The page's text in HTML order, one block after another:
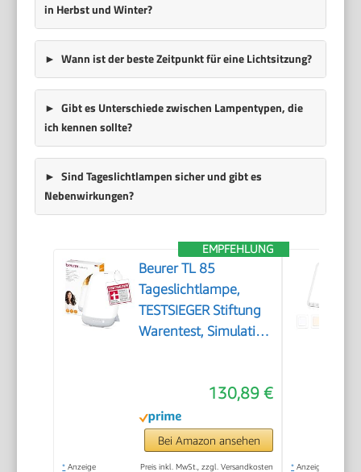
in Herbst und Winter?
Wann ist der beste Zeitpunkt für eine Lichtsitzung?
Gibt es Unterschiede zwischen Lampentypen, die
ich kennen sollte?
Sind Tageslichtlampen sicher und gibt es
Nebenwirkungen?
EMPFEHLUNG
Beurer TL 85
Tageslichtlampe,
TESTSIEGER Stiftung
Warentest, Simulation
Medizinprodukt, zur
Anwendung bei
Lichtmangelerscheinung,
130,89 €
Bei Amazon ansehen
* Anzeige Preis inkl. MwSt., zzgl. Versandkosten * Anzeige